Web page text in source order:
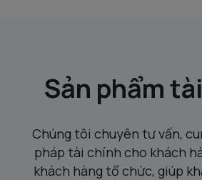
Sản phẩm
Chúng tôi chuyên tư vấn,
pháp tài chính cho khách
khách hàng tổ chức, giúp